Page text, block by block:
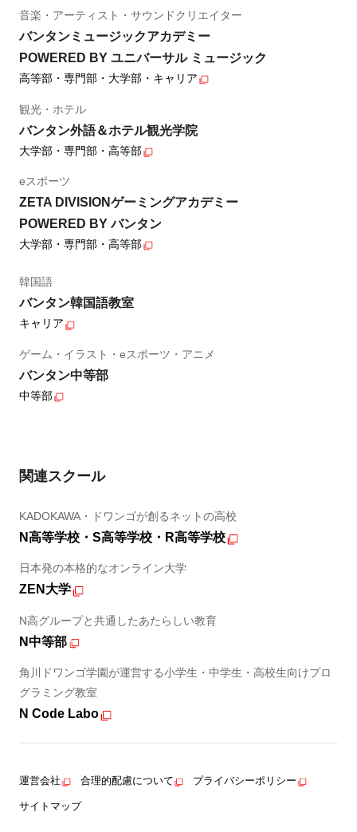
音楽・アーティスト・サウンドクリエイター
バンタンミュージックアカデミー
POWERED BY ユニバーサル ミュージック
高等部・専門部・大学部・キャリア
観光・ホテル
バンタン外語＆ホテル観光学院
大学部・専門部・高等部
eスポーツ
ZETA DIVISIONゲーミングアカデミー
POWERED BY バンタン
大学部・専門部・高等部
韓国語
バンタン韓国語教室
キャリア
ゲーム・イラスト・eスポーツ・アニメ
バンタン中等部
中等部
関連スクール
KADOKAWA・ドワンゴが創るネットの高校
N高等学校・S高等学校・R高等学校
日本発の本格的なオンライン大学
ZEN大学
N高グループと共通したあたらしい教育
N中等部
角川ドワンゴ学園が運営する小学生・中学生・高校生向けプロ
グラミング教室
N Code Labo
運営会社 合理的配慮について プライバシーポリシー
サイトマップ